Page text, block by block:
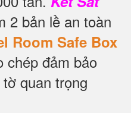
2 bản lề an toàn
Room Safe Box
chép đảm bảo
quan trọng